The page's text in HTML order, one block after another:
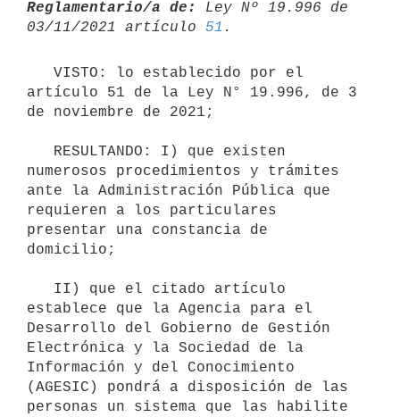
Reglamentario/a de:
Ley Nº 19.996 de
03/11/2021 artículo 51
artículo 51 de la Ley N° 19.996, de 3
de noviembre de 2021;
numerosos procedimientos y trámites
ante la Administración Pública que
requieren a los particulares
presentar una constancia de
domicilio;
establece que la Agencia para el
Desarrollo del Gobierno de Gestión
Electrónica y la Sociedad de la
Información y del Conocimiento
(AGESIC) pondrá a disposición de las
personas un sistema que las habilite